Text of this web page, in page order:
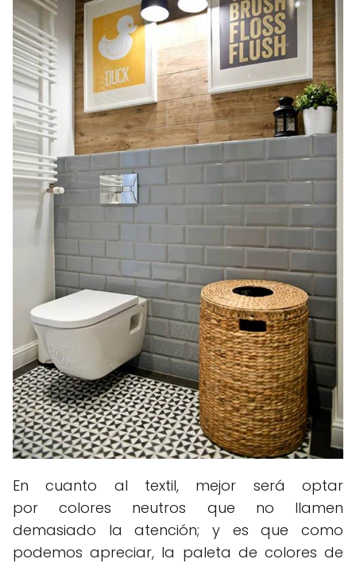
En cuanto al textil, mejor será optar
por colores neutros que no llamen
demasiado la atención; y es que como
podemos apreciar, la paleta de colores de